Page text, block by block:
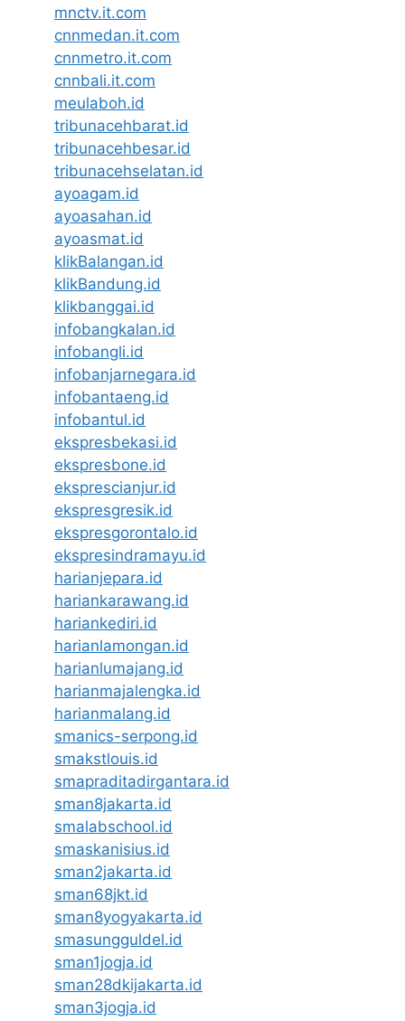
mnctv.it.com
cnnmedan.it.com
cnnmetro.it.com
cnnbali.it.com
meulaboh.id
tribunacehbarat.id
tribunacehbesar.id
tribunacehselatan.id
ayoagam.id
ayoasahan.id
ayoasmat.id
klikBalangan.id
klikBandung.id
klikbanggai.id
infobangkalan.id
infobangli.id
infobanjarnegara.id
infobantaeng.id
infobantul.id
ekspresbekasi.id
ekspresbone.id
eksprescianjur.id
ekspresgresik.id
ekspresgorontalo.id
ekspresindramayu.id
harianjepara.id
hariankarawang.id
hariankediri.id
harianlamongan.id
harianlumajang.id
harianmajalengka.id
harianmalang.id
smanics-serpong.id
smakstlouis.id
smapraditadirgantara.id
sman8jakarta.id
smalabschool.id
smaskanisius.id
sman2jakarta.id
sman68jkt.id
sman8yogyakarta.id
smasungguldel.id
sman1jogja.id
sman28dkijakarta.id
sman3jogja.id